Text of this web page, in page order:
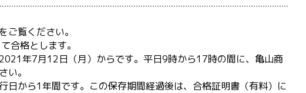
をご覧ください。
合格とします。
年7月12日（月）からです。平日9時から17時の間に、亀山商
い。
日から1年間です。この保存期間経過後は、合格証明書（有料）に